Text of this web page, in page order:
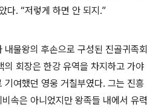
다. “저렇게 하면 안 되지.”
물왕의 후손으로 구성된 진골귀족회
의 회장은 한강 유역을 차지하고 가야
기여했던 영웅 거칠부였다. 그는 진흥
속은 아니었지만 왕족들 내에서 유력